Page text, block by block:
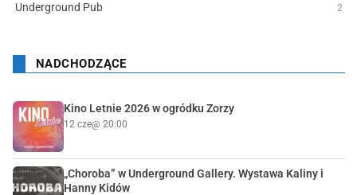
Underground Pub 2
NADCHODZĄCE
Kino Letnie 2026 w ogródku Zorzy
12 cze@ 20:00
„Choroba” w Underground Gallery. Wystawa Kaliny i
Hanny Kidów